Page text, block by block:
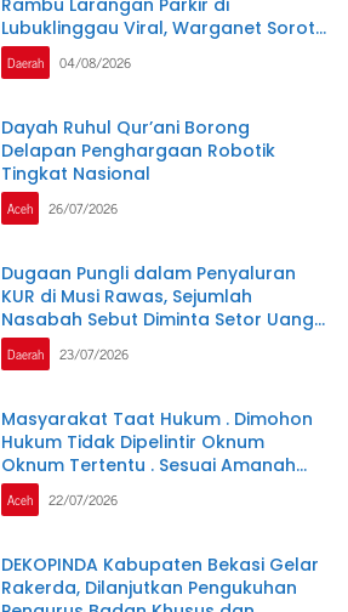
Lubuklinggau Viral, Warganet Soroti
Dugaan Pelanggaran.SK DI
PERTANYAKAN
Daerah 04/08/2026
Dayah Ruhul Qur’ani Borong
Delapan Penghargaan Robotik
Tingkat Nasional
Aceh 26/07/2026
Dugaan Pungli dalam Penyaluran
KUR di Musi Rawas, Sejumlah
Nasabah Sebut Diminta Setor Uang
Jutaan Rupiah
Daerah 23/07/2026
Masyarakat Taat Hukum . Dimohon
Hukum Tidak Dipelintir Oknum
Oknum Tertentu . Sesuai Amanah
UU1945 Pasal 27
Aceh 22/07/2026
DEKOPINDA Kabupaten Bekasi Gelar
Rakerda, Dilanjutkan Pengukuhan